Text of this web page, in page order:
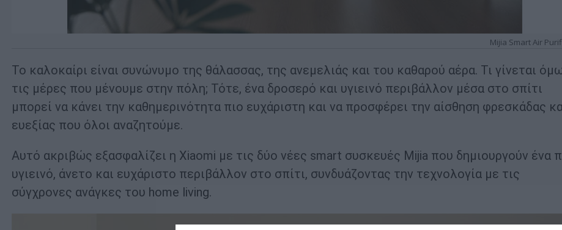
Mijia Smart Air
Το καλοκαίρι είναι συνώνυμο της θάλασσας, της ανεμελιάς και του καθαρού αέρα. Τι γίνεται
τις μέρες που μένουμε στην πόλη; Τότε, ένα δροσερό και υγιεινό περιβάλλον μέσα στο σπίτι
μπορεί να κάνει την καθημερινότητα πιο ευχάριστη και να προσφέρει την αίσθηση φρεσκάδας
ευεξίας που όλοι αναζητούμε.
Αυτό ακριβώς εξασφαλίζει η Xiaomi με τις δύο νέες smart συσκευές Mijia που δημιουργούν ένα
υγιεινό, άνετο και ευχάριστο περιβάλλον στο σπίτι, συνδυάζοντας την τεχνολογία με τις
σύγχρονες ανάγκες του home living.